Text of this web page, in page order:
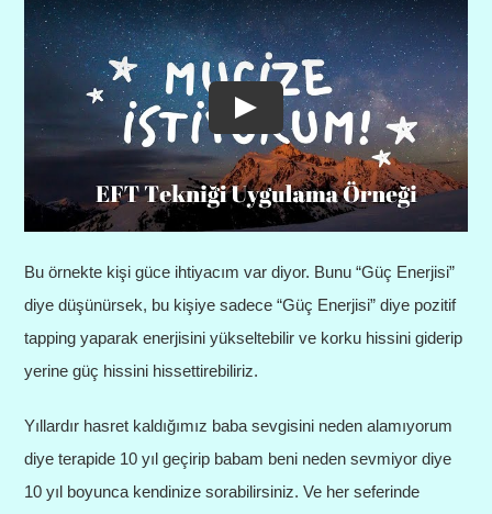
Bu örnekte kişi güce ihtiyacım var diyor. Bunu “Güç Enerjisi”
diye düşünürsek, bu kişiye sadece “Güç Enerjisi” diye pozitif
tapping yaparak enerjisini yükseltebilir ve korku hissini giderip
yerine güç hissini hissettirebiliriz.
Yıllardır hasret kaldığımız baba sevgisini neden alamıyorum
diye terapide 10 yıl geçirip babam beni neden sevmiyor diye
10 yıl boyunca kendinize sorabilirsiniz. Ve her seferinde